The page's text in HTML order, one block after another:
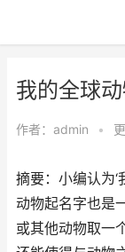
我的全球
作者： admin •
摘要：小编认为‘
动物起名字也是
或其他动物取一